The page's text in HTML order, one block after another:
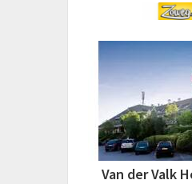
Van der Valk